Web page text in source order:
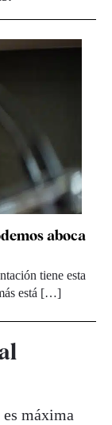
aboca
tiene esta
está […]
máxima